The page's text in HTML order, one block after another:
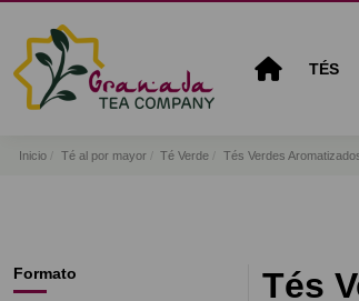
TÉS
Inicio Té al por mayor Té Verde Tés Verdes
Tés
Formato